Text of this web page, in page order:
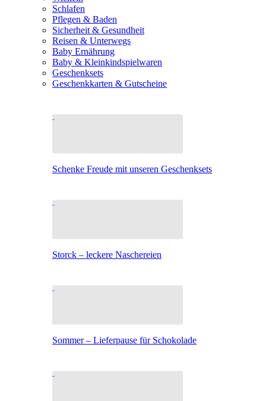
Schlafen
Pflegen & Baden
Sicherheit & Gesundheit
Reisen & Unterwegs
Baby Ernährung
Baby & Kleinkindspielwaren
Geschenksets
Geschenkkarten & Gutscheine
Schenke Freude mit unseren Geschenksets
Storck – leckere Naschereien
Sommer – Lieferpause für Schokolade